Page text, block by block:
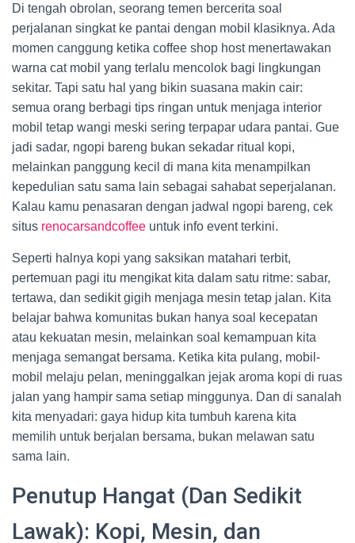
Di tengah obrolan, seorang temen bercerita soal
perjalanan singkat ke pantai dengan mobil klasiknya. Ada
momen canggung ketika coffee shop host menertawakan
warna cat mobil yang terlalu mencolok bagi lingkungan
sekitar. Tapi satu hal yang bikin suasana makin cair:
semua orang berbagi tips ringan untuk menjaga interior
mobil tetap wangi meski sering terpapar udara pantai. Gue
jadi sadar, ngopi bareng bukan sekadar ritual kopi,
melainkan panggung kecil di mana kita menampilkan
kepedulian satu sama lain sebagai sahabat seperjalanan.
Kalau kamu penasaran dengan jadwal ngopi bareng, cek
situs renocarsandcoffee untuk info event terkini.
Seperti halnya kopi yang saksikan matahari terbit,
pertemuan pagi itu mengikat kita dalam satu ritme: sabar,
tertawa, dan sedikit gigih menjaga mesin tetap jalan. Kita
belajar bahwa komunitas bukan hanya soal kecepatan
atau kekuatan mesin, melainkan soal kemampuan kita
menjaga semangat bersama. Ketika kita pulang, mobil-
mobil melaju pelan, meninggalkan jejak aroma kopi di ruas
jalan yang hampir sama setiap minggunya. Dan di sanalah
kita menyadari: gaya hidup kita tumbuh karena kita
memilih untuk berjalan bersama, bukan melawan satu
sama lain.
Penutup Hangat (Dan Sedikit
Lawak): Kopi, Mesin, dan